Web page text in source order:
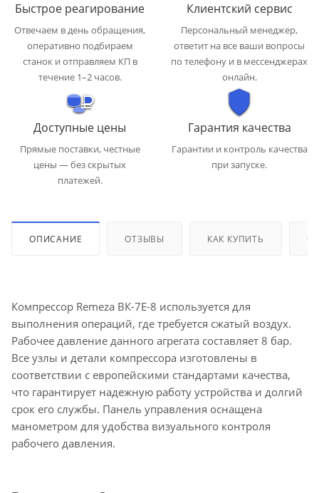
Быстрое реагирование
Отвечаем в день обращения,
оперативно подбираем
станок и отправляем КП в
течение 1–2 часов.
Клиентский сервис
Персональный менеджер,
ответит на все ваши вопросы
по телефону и в мессенджерах
онлайн.
Доступные цены
Прямые поставки, честные
цены — без скрытых
платежей.
Гарантия качества
Гарантии и контроль качества
при запуске.
ОПИСАНИЕ ОТЗЫВЫ КАК КУПИТЬ
Компрессор Remeza ВК-7Е-8 используется для
выполнения операций, где требуется сжатый воздух.
Рабочее давление данного агрегата составляет 8 бар.
Все узлы и детали компрессора изготовлены в
соответствии с европейскими стандартами качества,
что гарантирует надежную работу устройства и долгий
срок его службы. Панель управления оснащена
манометром для удобства визуального контроля
рабочего давления.